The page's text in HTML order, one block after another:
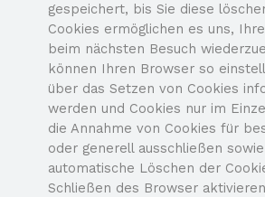
gespeichert, bis Sie diese
Cookies ermöglichen es uns,
beim nächsten Besuch
können Ihren Browser so
über das Setzen von Cookies
werden und Cookies nur im
die Annahme von Cookies für
oder generell ausschließen
automatische Löschen der
Schließen des Browser